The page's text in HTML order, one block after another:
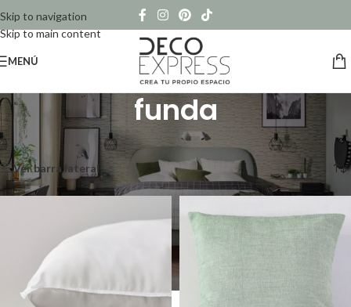
Skip to navigation
Skip to main content
MENÚ
funda
Inicio/ Productos etiquetados “funda” Mostrando los 12 resultados
Ver barra lateral